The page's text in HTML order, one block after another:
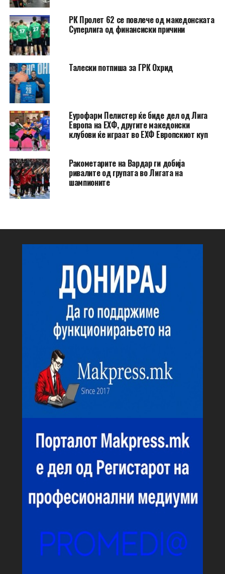
РК Пролет 62 се повлече од македонската
Суперлига од финансиски причини
Талески потпиша за ГРК Охрид
Еурофарм Пелистер ќе биде дел од Лига
Европа на ЕХФ, другите македонски
клубови ќе играат во ЕХФ Европскиот куп
Ракометарите на Вардар ги добија
ривалите од групата во Лигата на
шампионите